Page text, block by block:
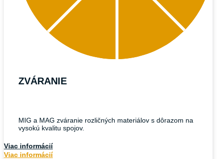
ZVÁRANIE
MIG a MAG zváranie rozličných materiálov s dôrazom na
vysokú kvalitu spojov.
Viac informácií
Viac informácií